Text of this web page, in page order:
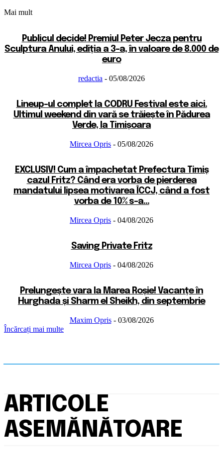
Mai mult
Publicul decide! Premiul Peter Jecza pentru
Sculptura Anului, ediția a 3-a, în valoare de 8.000 de
euro
redactia - 05/08/2026
Lineup-ul complet la CODRU Festival este aici.
Ultimul weekend din vară se trăiește în Pădurea
Verde, la Timișoara
Mircea Opris - 05/08/2026
EXCLUSIV! Cum a împachetat Prefectura Timiș
cazul Fritz? Când era vorba de pierderea
mandatului lipsea motivarea ÎCCJ, când a fost
vorba de 10% s-a...
Mircea Opris - 04/08/2026
Saving Private Fritz
Mircea Opris - 04/08/2026
Prelungește vara la Marea Roșie! Vacanțe în
Hurghada și Sharm el Sheikh, din septembrie
Maxim Opris - 03/08/2026
Încărcați mai multe
ARTICOLE
ASEMĂNĂTOARE